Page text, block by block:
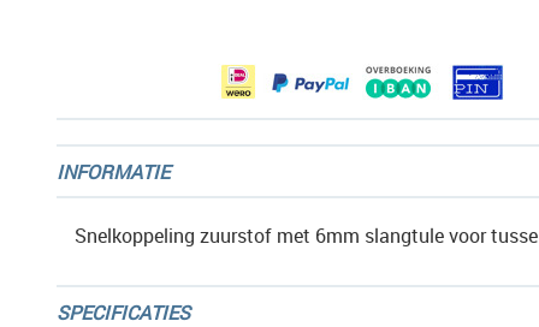
INFORMATIE
Snelkoppeling zuurstof met 6mm slangtule voor
SPECIFICATIES